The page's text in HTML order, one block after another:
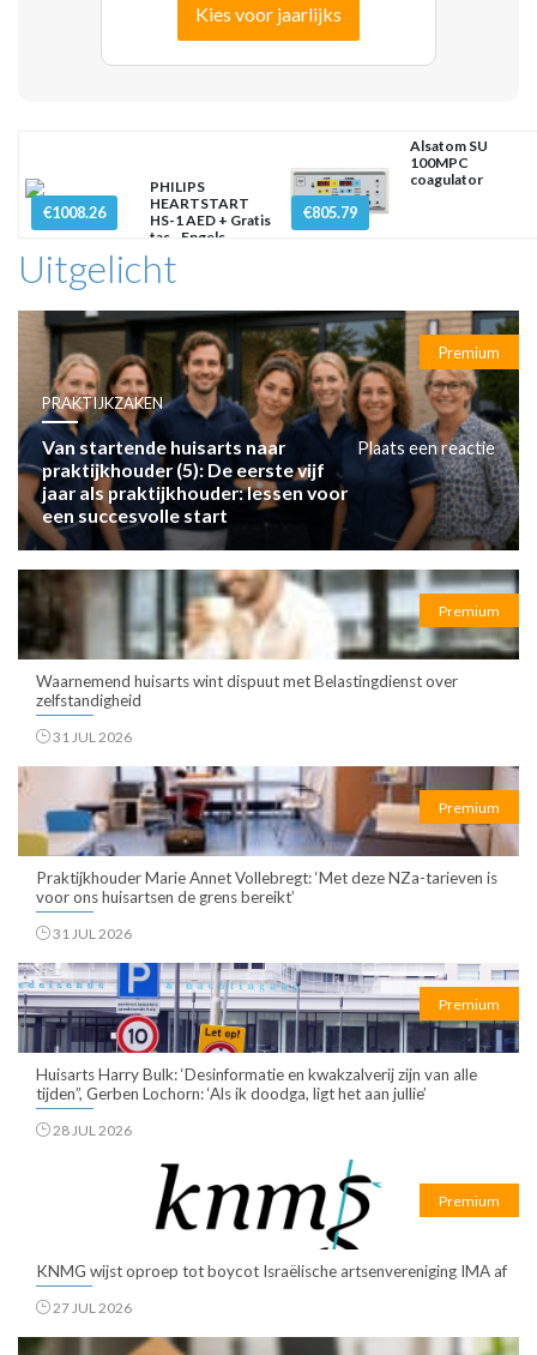
Kies voor jaarlijks
€1008.26
PHILIPS
HEARTSTART
HS-1 AED + Gratis
tas - Engels
€805.79
Alsatom SU
100MPC
coagulator
Uitgelicht
Premium
PRAKTIJKZAKEN
Van startende huisarts naar
praktijkhouder (5): De eerste vijf
jaar als praktijkhouder: lessen voor
een succesvolle start
Plaats een reactie
Premium
Waarnemend huisarts wint dispuut met Belastingdienst over
zelfstandigheid
31 JUL 2026
Premium
Praktijkhouder Marie Annet Vollebregt: ‘Met deze NZa-tarieven is
voor ons huisartsen de grens bereikt’
31 JUL 2026
Premium
Huisarts Harry Bulk: ‘Desinformatie en kwakzalverij zijn van alle
tijden”, Gerben Lochorn: ‘Als ik doodga, ligt het aan jullie’
28 JUL 2026
Premium
KNMG wijst oproep tot boycot Israëlische artsenvereniging IMA af
27 JUL 2026